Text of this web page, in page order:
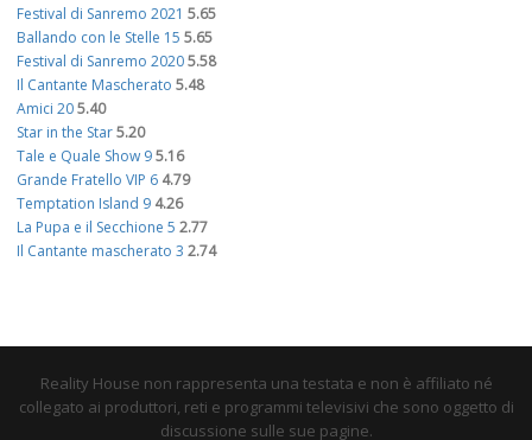
Festival di Sanremo 2021 5.65
Ballando con le Stelle 15 5.65
Festival di Sanremo 20205.58
Il Cantante Mascherato 5.48
Amici 205.40
Star in the Star5.20
Tale e Quale Show 95.16
Grande Fratello VIP 6 4.79
Temptation Island 9 4.26
La Pupa e il Secchione 5 2.77
Il Cantante mascherato 3 2.74
Reality House non rappresenta una testata e non è affiliato né
collegato ai produttori, reti e programmi televisivi che sono oggetto di
discussione sulle sue pagine.